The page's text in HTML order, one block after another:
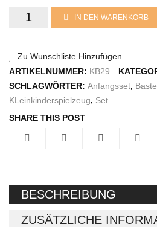
Kleinkinderset IN DEN WARENKORB
Zu Wunschliste Hinzufügen
ARTIKELNUMMER: KB29
SCHLAGWÖRTER: Anfangsset,
KLeinkinderspielzeug, Set
SHARE THIS POST
BESCHREIBUNG
ZUSÄTZLICHE